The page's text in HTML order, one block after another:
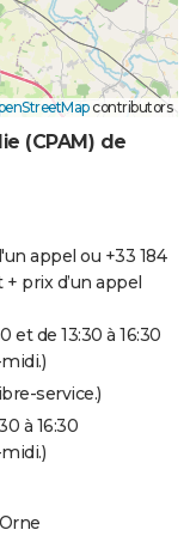
contributors
(CPAM) de
appel ou +33 184
prix d’un appel
et de 13:30 à 16:30
service.)
à 16:30